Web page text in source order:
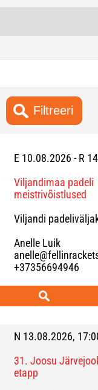
E 10.08.2026 - R
Viljandimaa padeli
meistrivõistlused
Viljandi
Anelle Luik
+37356694946
N 13.08.2026,
31. Joosu
etapp